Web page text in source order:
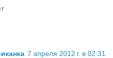
7 апреля 2012 г. в 02:31